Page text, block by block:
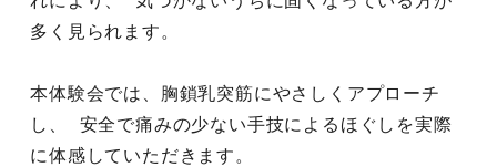
多く見られます。
本体験会では、胸鎖乳突筋にやさしくアプローチ
し、 安全で痛みの少ない手技によるほぐしを実際
に体感していただきます。